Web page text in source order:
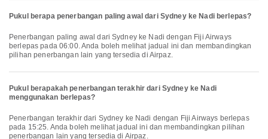
Pukul berapa penerbangan paling awal dari Sydney ke Nadi berlepas?
Penerbangan paling awal dari Sydney ke Nadi dengan Fiji Airways
berlepas pada 06:00. Anda boleh melihat jadual ini dan membandingkan
pilihan penerbangan lain yang tersedia di Airpaz.
Pukul berapakah penerbangan terakhir dari Sydney ke Nadi
menggunakan berlepas?
Penerbangan terakhir dari Sydney ke Nadi dengan Fiji Airways berlepas
pada 15:25. Anda boleh melihat jadual ini dan membandingkan pilihan
penerbangan lain yang tersedia di Airpaz.